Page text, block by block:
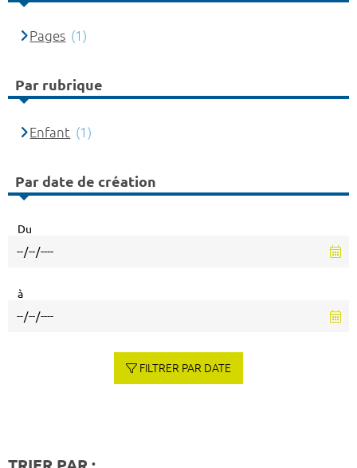
Pages (1)
Par rubrique
Enfant (1)
Par date de création
Du
à
FILTRER PAR DATE